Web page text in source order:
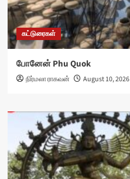
கட்டுரைகள்
போனேன் Phu Quok
நிர்மலா ராகவன் August 10, 2026